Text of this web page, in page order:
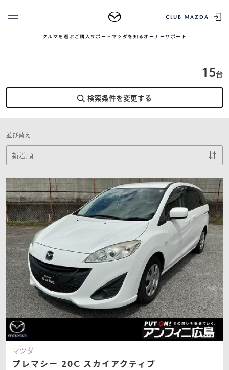
CLUB MAZDA
クルマを選ぶ ご購入サポート マツダを知る オーナーサポート
ご購入サポート
カンタン見積り
購入相談
マツダを知る
オーナーサポート
中古車
リコール情報
お問合せ/FAQ
CLUB MAZDAとは
ログアウト
マツダ プレマシー
15台
検索条件を変更する
並び替え
マツダ
プレマシー 20C スカイアクティブ